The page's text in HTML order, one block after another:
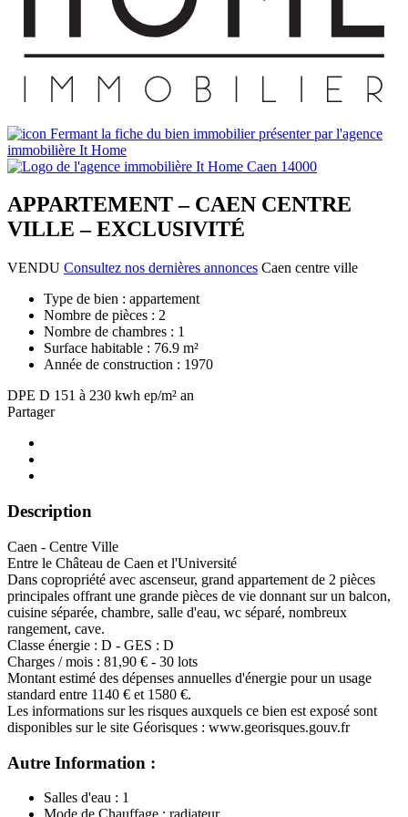
APPARTEMENT – CAEN CENTRE
VILLE – EXCLUSIVITÉ
VENDU Consultez nos dernières annonces Caen centre ville
Type de bien : appartement
Nombre de pièces : 2
Nombre de chambres : 1
Surface habitable : 76.9 m²
Année de construction : 1970
DPE D 151 à 230 kwh ep/m² an
Partager
Description
Caen - Centre Ville
Entre le Château de Caen et l'Université
Dans copropriété avec ascenseur, grand appartement de 2 pièces
principales offrant une grande pièces de vie donnant sur un balcon,
cuisine séparée, chambre, salle d'eau, wc séparé, nombreux
rangement, cave.
Classe énergie : D - GES : D
Charges / mois : 81,90 € - 30 lots
Montant estimé des dépenses annuelles d'énergie pour un usage
standard entre 1140 € et 1580 €.
Les informations sur les risques auxquels ce bien est exposé sont
disponibles sur le site Géorisques : www.georisques.gouv.fr
Autre Information :
Salles d'eau : 1